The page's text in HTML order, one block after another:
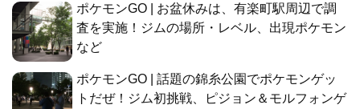
ポケモンGO | お盆休みは、有楽町駅周辺で調
査を実施！ジムの場所・レベル、出現ポケモン
など
ポケモンGO | 話題の錦糸公園でポケモンゲッ
トだぜ！ジム初挑戦、ピジョン＆モルフォンゲ